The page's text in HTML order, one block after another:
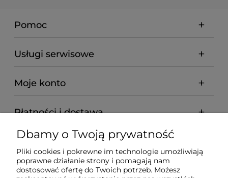
Pomoc
Usługi serwisowe
Moje konto
Płatności i dostawa
Informacje
O nas
Dbamy o Twoją prywatność
Pliki cookies i pokrewne im technologie umożliwiają
poprawne działanie strony i pomagają nam
dostosować ofertę do Twoich potrzeb. Możesz